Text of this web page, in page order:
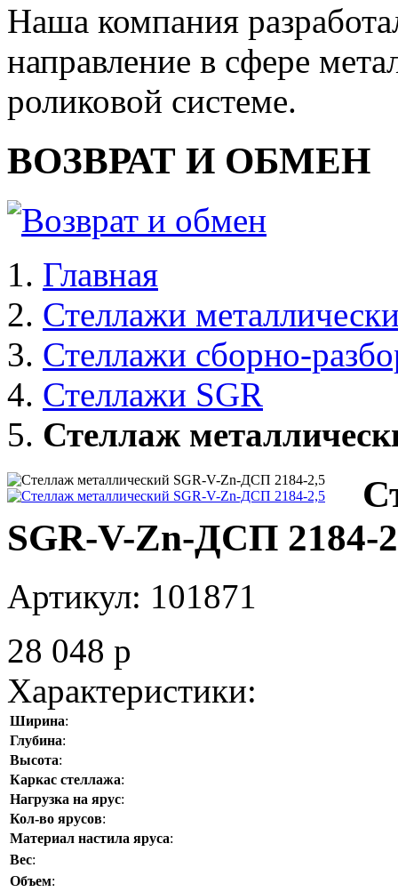
Наша компания
направление в сфере
роликовой системе.
ВОЗВРАТ И ОБМЕН
Главная
Стеллажи
Стеллажи сборно-
Стеллажи SGR
Стеллаж
SGR-V-Zn-ДСП 2184-
Артикул: 101871
28 048 p
Характеристики:
Ширина:
Глубина:
Высота:
Каркас стеллажа:
Нагрузка на ярус:
Кол-во ярусов:
Материал настила яруса:
Вес:
Объем: